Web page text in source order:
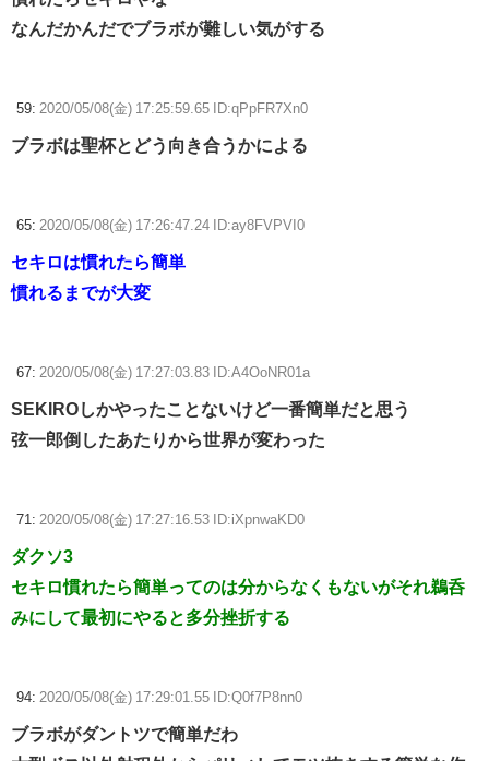
なんだかんだでブラボが難しい気がする
59: 2020/05/08(金) 17:25:59.65 ID:qPpFR7Xn0
ブラボは聖杯とどう向き合うかによる
65: 2020/05/08(金) 17:26:47.24 ID:ay8FVPVI0
セキロは慣れたら簡単
慣れるまでが大変
67: 2020/05/08(金) 17:27:03.83 ID:A4OoNR01a
SEKIROしかやったことないけど一番簡単だと思う
弦一郎倒したあたりから世界が変わった
71: 2020/05/08(金) 17:27:16.53 ID:iXpnwaKD0
ダクソ3
セキロ慣れたら簡単ってのは分からなくもないがそれ鵜呑
みにして最初にやると多分挫折する
94: 2020/05/08(金) 17:29:01.55 ID:Q0f7P8nn0
ブラボがダントツで簡単だわ